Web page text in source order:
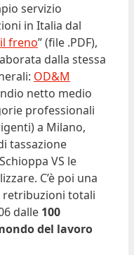
servizio
in Italia dal
freno” (file .PDF),
dalla stessa
OD&M
netto medio
professionali
a Milano,
tassazione
VS le
C’è poi una
retribuzioni totali
dalle 100
del lavoro